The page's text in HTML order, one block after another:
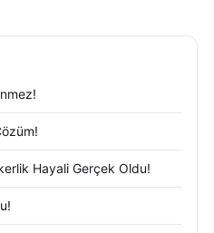
Hayali Gerçek Oldu!